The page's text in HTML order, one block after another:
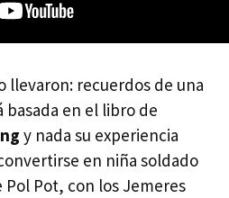
llevaron: recuerdos de una
basada en el libro de
y nada su experiencia
en niña soldado
Pot, con los Jemeres